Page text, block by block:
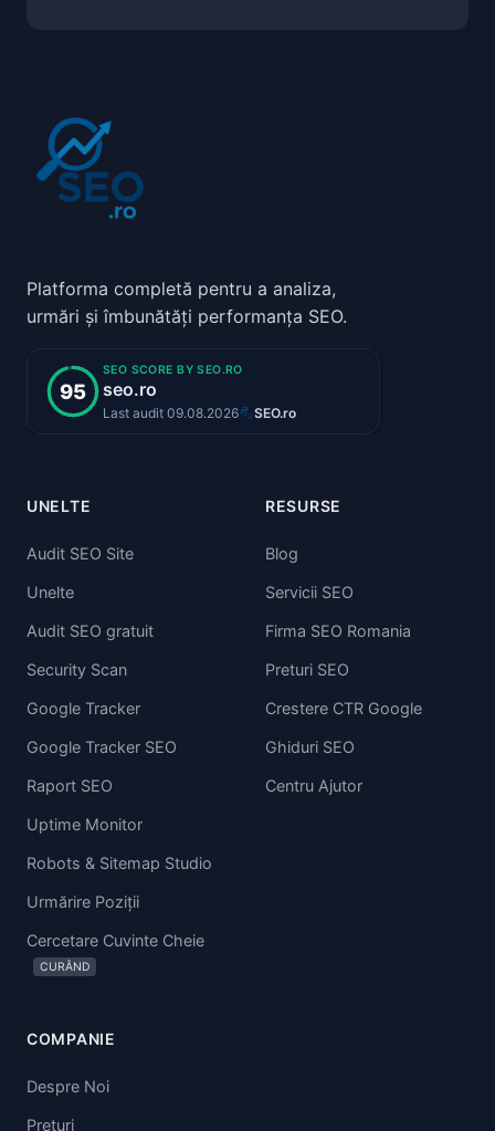
Platforma completă pentru a analiza,
urmări și îmbunătăți performanța SEO.
UNELTE
Audit SEO Site
Unelte
Audit SEO gratuit
Security Scan
Google Tracker
Google Tracker SEO
Raport SEO
Uptime Monitor
Robots & Sitemap Studio
Urmărire Poziții
Cercetare Cuvinte Cheie
CURÂND
RESURSE
Blog
Servicii SEO
Firma SEO Romania
Preturi SEO
Crestere CTR Google
Ghiduri SEO
Centru Ajutor
COMPANIE
Despre Noi
Preturi